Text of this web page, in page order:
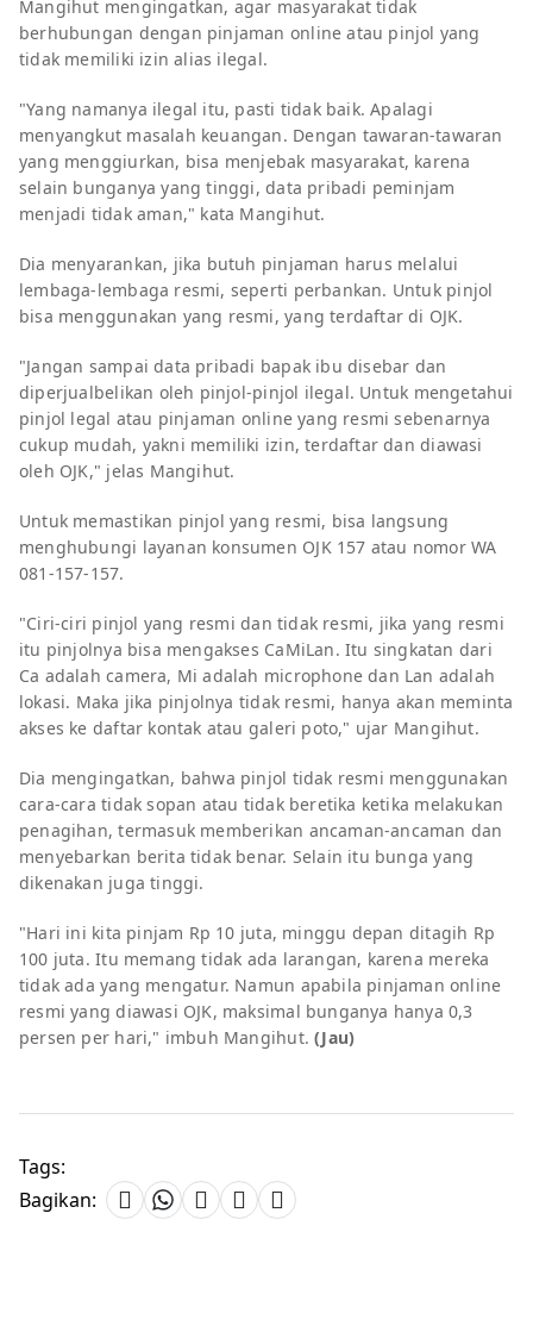
Mangihut mengingatkan, agar masyarakat tidak
berhubungan dengan pinjaman online atau pinjol yang
tidak memiliki izin alias ilegal.
"Yang namanya ilegal itu, pasti tidak baik. Apalagi
menyangkut masalah keuangan. Dengan tawaran-tawaran
yang menggiurkan, bisa menjebak masyarakat, karena
selain bunganya yang tinggi, data pribadi peminjam
menjadi tidak aman," kata Mangihut.
Dia menyarankan, jika butuh pinjaman harus melalui
lembaga-lembaga resmi, seperti perbankan. Untuk pinjol
bisa menggunakan yang resmi, yang terdaftar di OJK.
"Jangan sampai data pribadi bapak ibu disebar dan
diperjualbelikan oleh pinjol-pinjol ilegal. Untuk mengetahui
pinjol legal atau pinjaman online yang resmi sebenarnya
cukup mudah, yakni memiliki izin, terdaftar dan diawasi
oleh OJK," jelas Mangihut.
Untuk memastikan pinjol yang resmi, bisa langsung
menghubungi layanan konsumen OJK 157 atau nomor WA
081-157-157.
"Ciri-ciri pinjol yang resmi dan tidak resmi, jika yang resmi
itu pinjolnya bisa mengakses CaMiLan. Itu singkatan dari
Ca adalah camera, Mi adalah microphone dan Lan adalah
lokasi. Maka jika pinjolnya tidak resmi, hanya akan meminta
akses ke daftar kontak atau galeri poto," ujar Mangihut.
Dia mengingatkan, bahwa pinjol tidak resmi menggunakan
cara-cara tidak sopan atau tidak beretika ketika melakukan
penagihan, termasuk memberikan ancaman-ancaman dan
menyebarkan berita tidak benar. Selain itu bunga yang
dikenakan juga tinggi.
"Hari ini kita pinjam Rp 10 juta, minggu depan ditagih Rp
100 juta. Itu memang tidak ada larangan, karena mereka
tidak ada yang mengatur. Namun apabila pinjaman online
resmi yang diawasi OJK, maksimal bunganya hanya 0,3
persen per hari," imbuh Mangihut.(Jau)
Tags:
Bagikan: